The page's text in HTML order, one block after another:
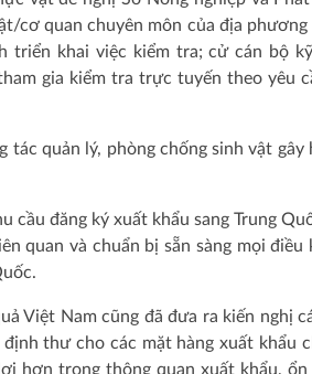
cơ quan chuyên môn của địa
triển khai việc kiểm tra; cử cán bộ
gia kiểm tra trực tuyến theo yêu
quản lý, phòng chống sinh vật gây
đăng ký xuất khẩu sang Trung
quan và chuẩn bị sẵn sàng mọi điều
Việt Nam cũng đã đưa ra kiến nghị
thư cho các mặt hàng xuất khẩu
hơn trong thông quan xuất khẩu,